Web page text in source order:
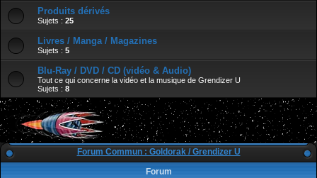
Produits dérivés
Sujets : 25
Livres / Manga / Magazines
Sujets : 5
Blu-Ray / DVD / CD (vidéo & Audio)
Tout ce qui concerne la vidéo et la musique de Grendizer U
Sujets : 8
Forum Commun : Goldorak / Grendizer U
Forum